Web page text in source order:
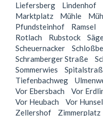
Liefersberg
Lindenhof
Marktplatz
Mühle
Pfundsteinhof
Ramsel
Rotlach
Rubstock
Scheuernacker
Schramberger Straße
Sommerwies
Tiefenbachweg
Vor Ebersbach
Vor
Vor Heubach
Vor Hunsel
Zellershof
Zimmerplatz